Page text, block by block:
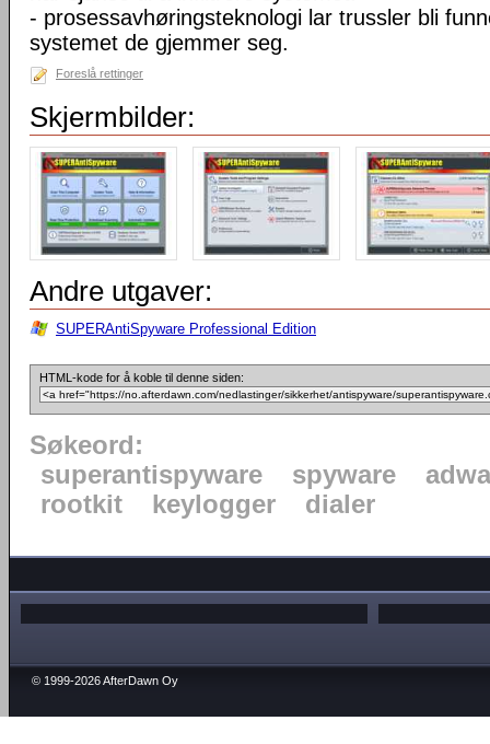
- prosessavhøringsteknologi lar trussler bli
systemet de gjemmer seg.
Foreslå rettinger
Skjermbilder:
Andre utgaver:
SUPERAntiSpyware Professional Edition
HTML-kode for å koble til denne siden:
Søkeord:
superantispyware
spyware
rootkit
keylogger dialer
© 1999-2026 AfterDawn Oy